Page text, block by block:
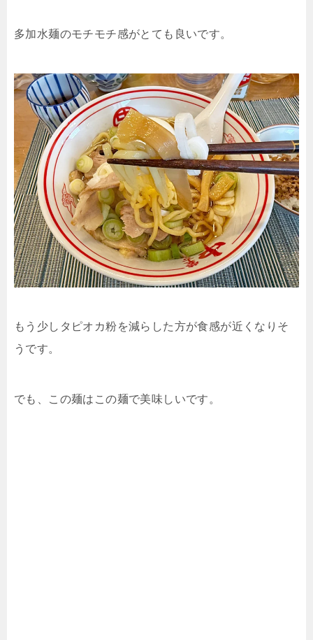
多加水麺のモチモチ感がとても良いです。
もう少しタピオカ粉を減らした方が食感が近くなりそ
うです。
でも、この麺はこの麺で美味しいです。